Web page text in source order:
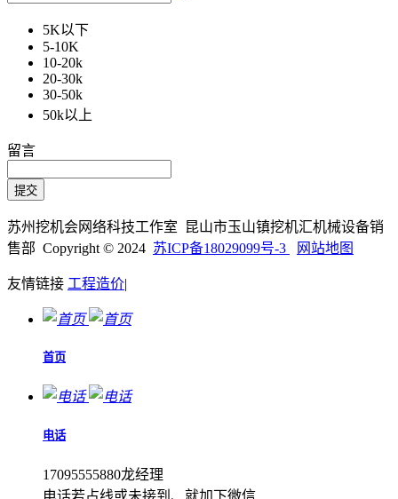
5K以下
5-10K
10-20k
20-30k
30-50k
50k以上
留言
苏州挖机会网络科技工作室 昆山市玉山镇挖机汇机械设备销
售部 Copyright © 2024 苏ICP备18029099号-3 网站地图
友情链接 工程造价|
首页
电话
17095555880龙经理
电话若占线或未接到、就加下微信